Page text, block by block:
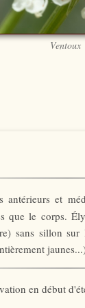
Ventoux
antérieurs et
que le corps.
sans sillon
en début